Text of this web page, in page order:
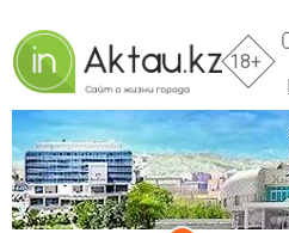
18+